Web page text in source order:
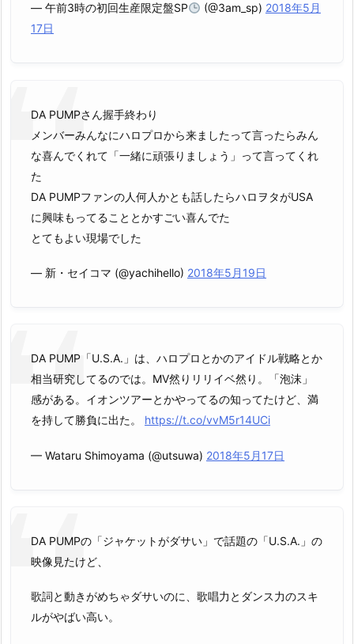
— 午前3時の初回生産限定盤SP (@3am_sp) 2018年5月
17日
DA PUMPさん握手終わり
メンバーみんなにハロプロから来ましたって言ったらみん
な喜んでくれて「一緒に頑張りましょう」って言ってくれ
た
DA PUMPファンの人何人かとも話したらハロヲタがUSA
に興味もってることとかすごい喜んでた
とてもよい現場でした
— 新・セイコマ (@yachihello) 2018年5月19日
DA PUMP「U.S.A.」は、ハロプロとかのアイドル戦略とか
相当研究してるのでは。MV然りリリイベ然り。「泡沫」
感がある。イオンツアーとかやってるの知ってたけど、満
を持して勝負に出た。 https://t.co/vvM5r14UCi
— Wataru Shimoyama (@utsuwa) 2018年5月17日
DA PUMPの「ジャケットがダサい」で話題の「U.S.A.」の
映像見たけど、
歌詞と動きがめちゃダサいのに、歌唱力とダンス力のスキ
ルがやばい高い。